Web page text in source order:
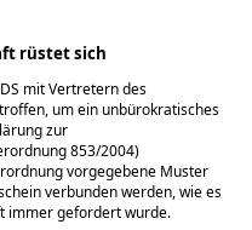
rüstet sich
mit Vertretern des
um ein unbürokratisches
zur
853/2004)
vorgegebene Muster
verbunden werden, wie es
immer gefordert wurde.